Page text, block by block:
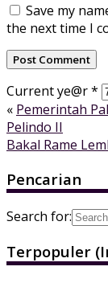
Save my
the next time I
Current ye@r*
« Pemerintah
Pelindo II
Bakal Rame
Pencarian
Search for:
Terpopuler